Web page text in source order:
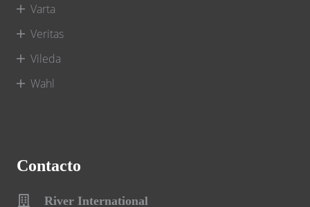
Varta
Veritas
Vileda
Wahl
Contacto
River International